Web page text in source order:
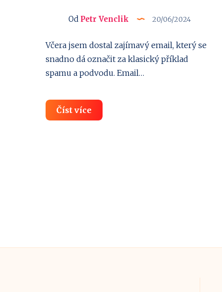
Od Petr Venclik 20/06/2024
Včera jsem dostal zajímavý email, který se
snadno dá označit za klasický příklad
spamu a podvodu. Email…
Číst více
faktury: